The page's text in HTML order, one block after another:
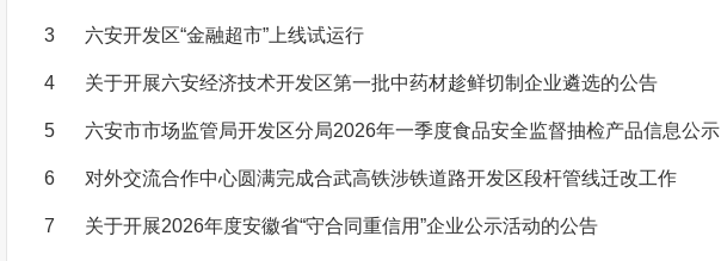
3 六安开发区“金融超市”上线试运行
4 关于开展六安经济技术开发区第一批中药材趁鲜切制企业遴选的公告
5 六安市市场监管局开发区分局2026年一季度食品安全监督抽检产品信息公示
6 对外交流合作中心圆满完成合武高铁涉铁道路开发区段杆管线迁改工作
7 关于开展2026年度安徽省“守合同重信用”企业公示活动的公告